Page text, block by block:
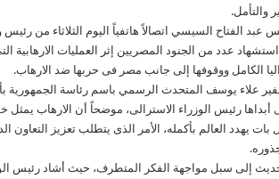
والتأمل.
عبد الفتاح السيسي اتصالاً هاتفياً اليوم الثلاثاء من
عدد من الجنود المصريين إثر العمليات
الكامل ووقوفها إلى جانب مصر فى حربها ضد الارهاب.
علاء يوسف المتحدث الرسمي باسم رئاسة الجمهورية
أبداها رئيس الوزراء الاسترالى، موضحاً أن الارهاب
بات يهدد العالم بأكمله، الأمر الذى يتطلب تعزيز
إلى سبل مواجهة الفكر المتطرف، حيث أشاد رئيس